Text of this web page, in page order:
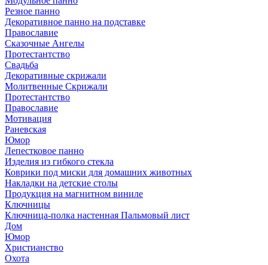
Резное панно
Декоративное панно на подставке
Православие
Сказочные Ангелы
Протестантство
Свадьба
Декоративные скрижали
Молитвенные Скрижали
Протестантство
Православие
Мотивация
Раневская
Юмор
Лепестковое панно
Изделия из гибкого стекла
Коврики под миски для домашних животных
Накладки на детские столы
Продукция на магнитном виниле
Ключницы
Ключница-полка настенная Пальмовый лист
Дом
Юмор
Христианство
Охота